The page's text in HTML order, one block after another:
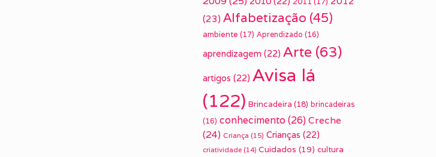
(23) Alfabetização (45)
ambiente (17) Aprendizado (16)
aprendizagem (22) Arte (63)
artigos (22) Avisa lá
(122) Brincadeira (18) brincadeiras
(16) conhecimento(26) Creche
(24) Criança (15) Crianças (22)
criatividade (14) Cuidados (19) cultura